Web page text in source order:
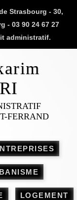
Strasbourg - 30,
- 03 90 24 67 27
administratif.
FERRAND
LOGEMENT